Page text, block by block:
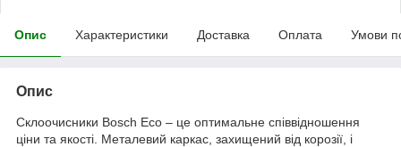
Опис Характеристики Доставка Оплата Умови
Опис
Склоочисники Bosch Eco – це оптимальне співвідношення
ціни та якості. Металевий каркас, захищений від корозії, і